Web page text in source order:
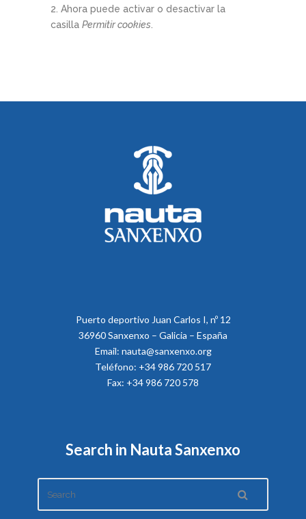
Ahora puede activar o desactivar la
casilla Permitir cookies.
Puerto deportivo Juan Carlos I, nº 12
36960 Sanxenxo – Galicia – España
Email: nauta@sanxenxo.org
Teléfono: +34 986 720 517
Fax: +34 986 720 578
Search in Nauta Sanxenxo